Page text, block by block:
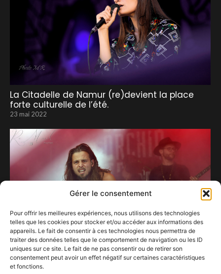
Gérer le consentement
Pour offrir les meilleures expériences, nous utilisons des technologies
telles que les cookies pour stocker et/ou accéder aux informations des
appareils. Le fait de consentir à ces technologies nous permettra de
traiter des données telles que le comportement de navigation ou les ID
uniques sur ce site. Le fait de ne pas consentir ou de retirer son
consentement peut avoir un effet négatif sur certaines caractéristiques
et fonctions.
La Citadelle de Namur (re)devient la place
forte culturelle de l’été.
23 mai 2022